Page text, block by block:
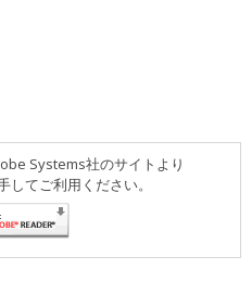
Systems社のサイトより
てご利用ください。